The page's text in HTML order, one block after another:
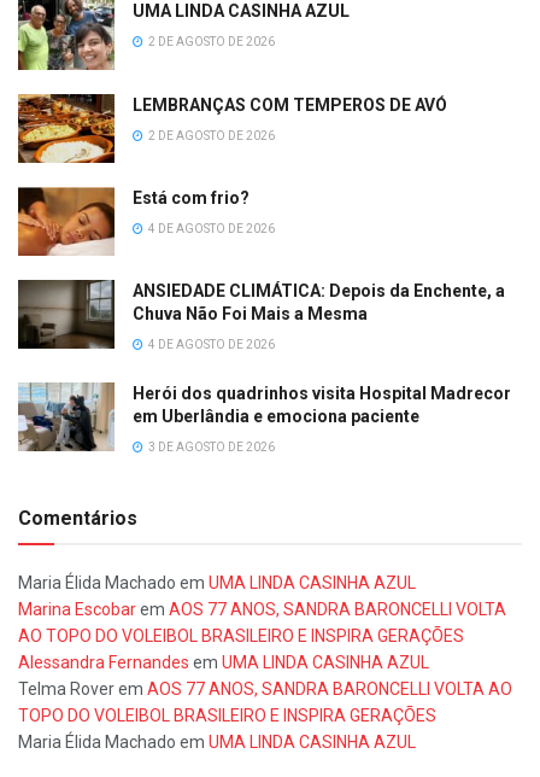
UMA LINDA CASINHA AZUL
2 DE AGOSTO DE 2026
LEMBRANÇAS COM TEMPEROS DE AVÓ
2 DE AGOSTO DE 2026
Está com frio?
4 DE AGOSTO DE 2026
ANSIEDADE CLIMÁTICA: Depois da Enchente, a
Chuva Não Foi Mais a Mesma
4 DE AGOSTO DE 2026
Herói dos quadrinhos visita Hospital Madrecor
em Uberlândia e emociona paciente
3 DE AGOSTO DE 2026
Comentários
Maria Élida Machado em UMA LINDA CASINHA AZUL
Marina Escobarem AOS 77 ANOS, SANDRA BARONCELLI VOLTA
AO TOPO DO VOLEIBOL BRASILEIRO E INSPIRA GERAÇÕES
Alessandra Fernandes em UMA LINDA CASINHA AZUL
Telma Roverem AOS 77 ANOS, SANDRA BARONCELLI VOLTA AO
TOPO DO VOLEIBOL BRASILEIRO E INSPIRA GERAÇÕES
Maria Élida Machado em UMA LINDA CASINHA AZUL